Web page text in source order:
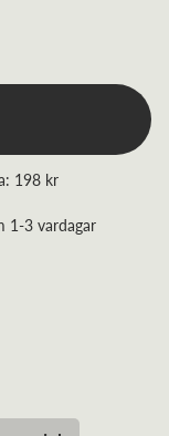
198 kr
1-3 vardagar